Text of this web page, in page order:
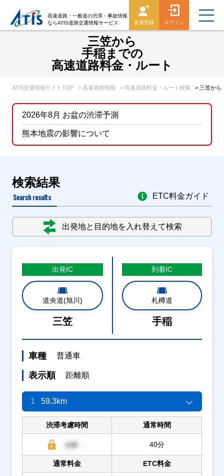
高速道路・一般道の渋滞・事故情報
ならATIS道路交通情報サービス
会員登録 ログイン
三笠から
手稲までの
高速道路料金・ルート
ATIS交通情報サイトTOP > 高速道路情報 > 高速道路料金・ルート検索 > 三笠から
2026年8月 お盆の渋滞予測
熊本地震の影響について
検索結果
Search results
出発地と目的地を入れ替えて検索
ETC料金ガイド
出発IC
道央道(旭川)
三笠
到着IC
札樽道
手稲
車種 普通車
表示順 距離順
1 59.3km
渋滞考慮時間 通常時間
40分
通常料金 ETC料金